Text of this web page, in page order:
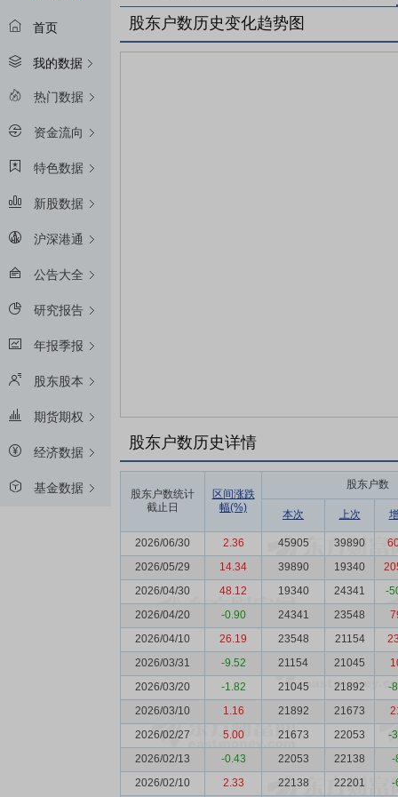
首页
我的数据
热门数据
资金流向
特色数据
新股数据
沪深港通
公告大全
研究报告
年报季报
股东股本
期货期权
经济数据
基金数据
股东户数历史变化趋势图
股东户数历史详情
股东户数统计
截止日
区间涨跌
幅(%)
股东户数
本次 上次
2026/06/30 2.36 45905 39890
2026/05/29
14.34 39890 19340
2026/04/30
48.12 19340 24341
-
2026/04/20
-0.90 24341 23548
2026/04/10
26.19 23548 21154
2026/03/31
-9.52 21154 21045
2026/03/20
-1.82 21045 21892
-
2026/03/10
1.16 21892 21673
2026/02/27
5.00 21673 22053
-
2026/02/13
-0.43 22053 22138
-
2026/02/10
2.33 22138 22201
-